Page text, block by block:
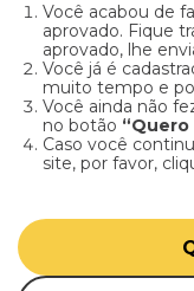
Você acabou de
aprovado. Fique
aprovado, lhe
Você já é
muito tempo e
Você ainda não
no botão
Caso você
site, por favor,